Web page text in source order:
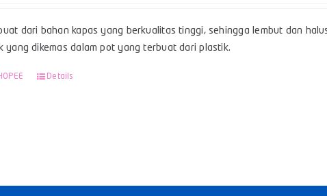
dari bahan kapas yang berkualitas tinggi, sehingga lembut dan
yang dikemas dalam pot yang terbuat dari plastik.
Details